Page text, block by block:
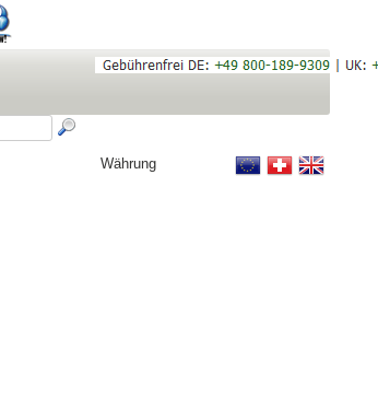
Währung